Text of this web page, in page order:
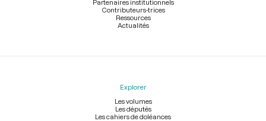
Partenaires institutionnels
Contributeurs-trices
Ressources
Actualités
Explorer
Les volumes
Les députés
Les cahiers de doléances